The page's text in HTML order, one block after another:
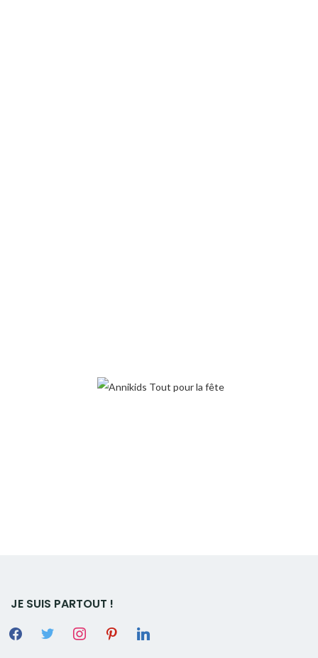
JE SUIS PARTOUT !